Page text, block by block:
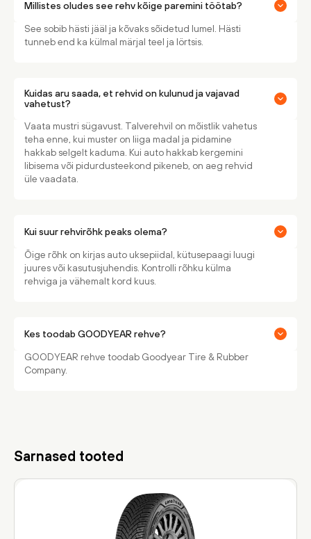
Millistes oludes see rehv kõige paremini töötab?
See sobib hästi jääl ja kõvaks sõidetud lumel. Hästi
tunneb end ka külmal märjal teel ja lörtsis.
Kuidas aru saada, et rehvid on kulunud ja vajavad
vahetust?
Vaata mustri sügavust. Talverehvil on mõistlik vahetus
teha enne, kui muster on liiga madal ja pidamine
hakkab selgelt kaduma. Kui auto hakkab kergemini
libisema või pidurdusteekond pikeneb, on aeg rehvid
üle vaadata.
Kui suur rehvirõhk peaks olema?
Õige rõhk on kirjas auto uksepiidal, kütusepaagi luugi
juures või kasutusjuhendis. Kontrolli rõhku külma
rehviga ja vähemalt kord kuus.
Kes toodab GOODYEAR rehve?
GOODYEAR rehve toodab Goodyear Tire & Rubber
Company.
Sarnased tooted